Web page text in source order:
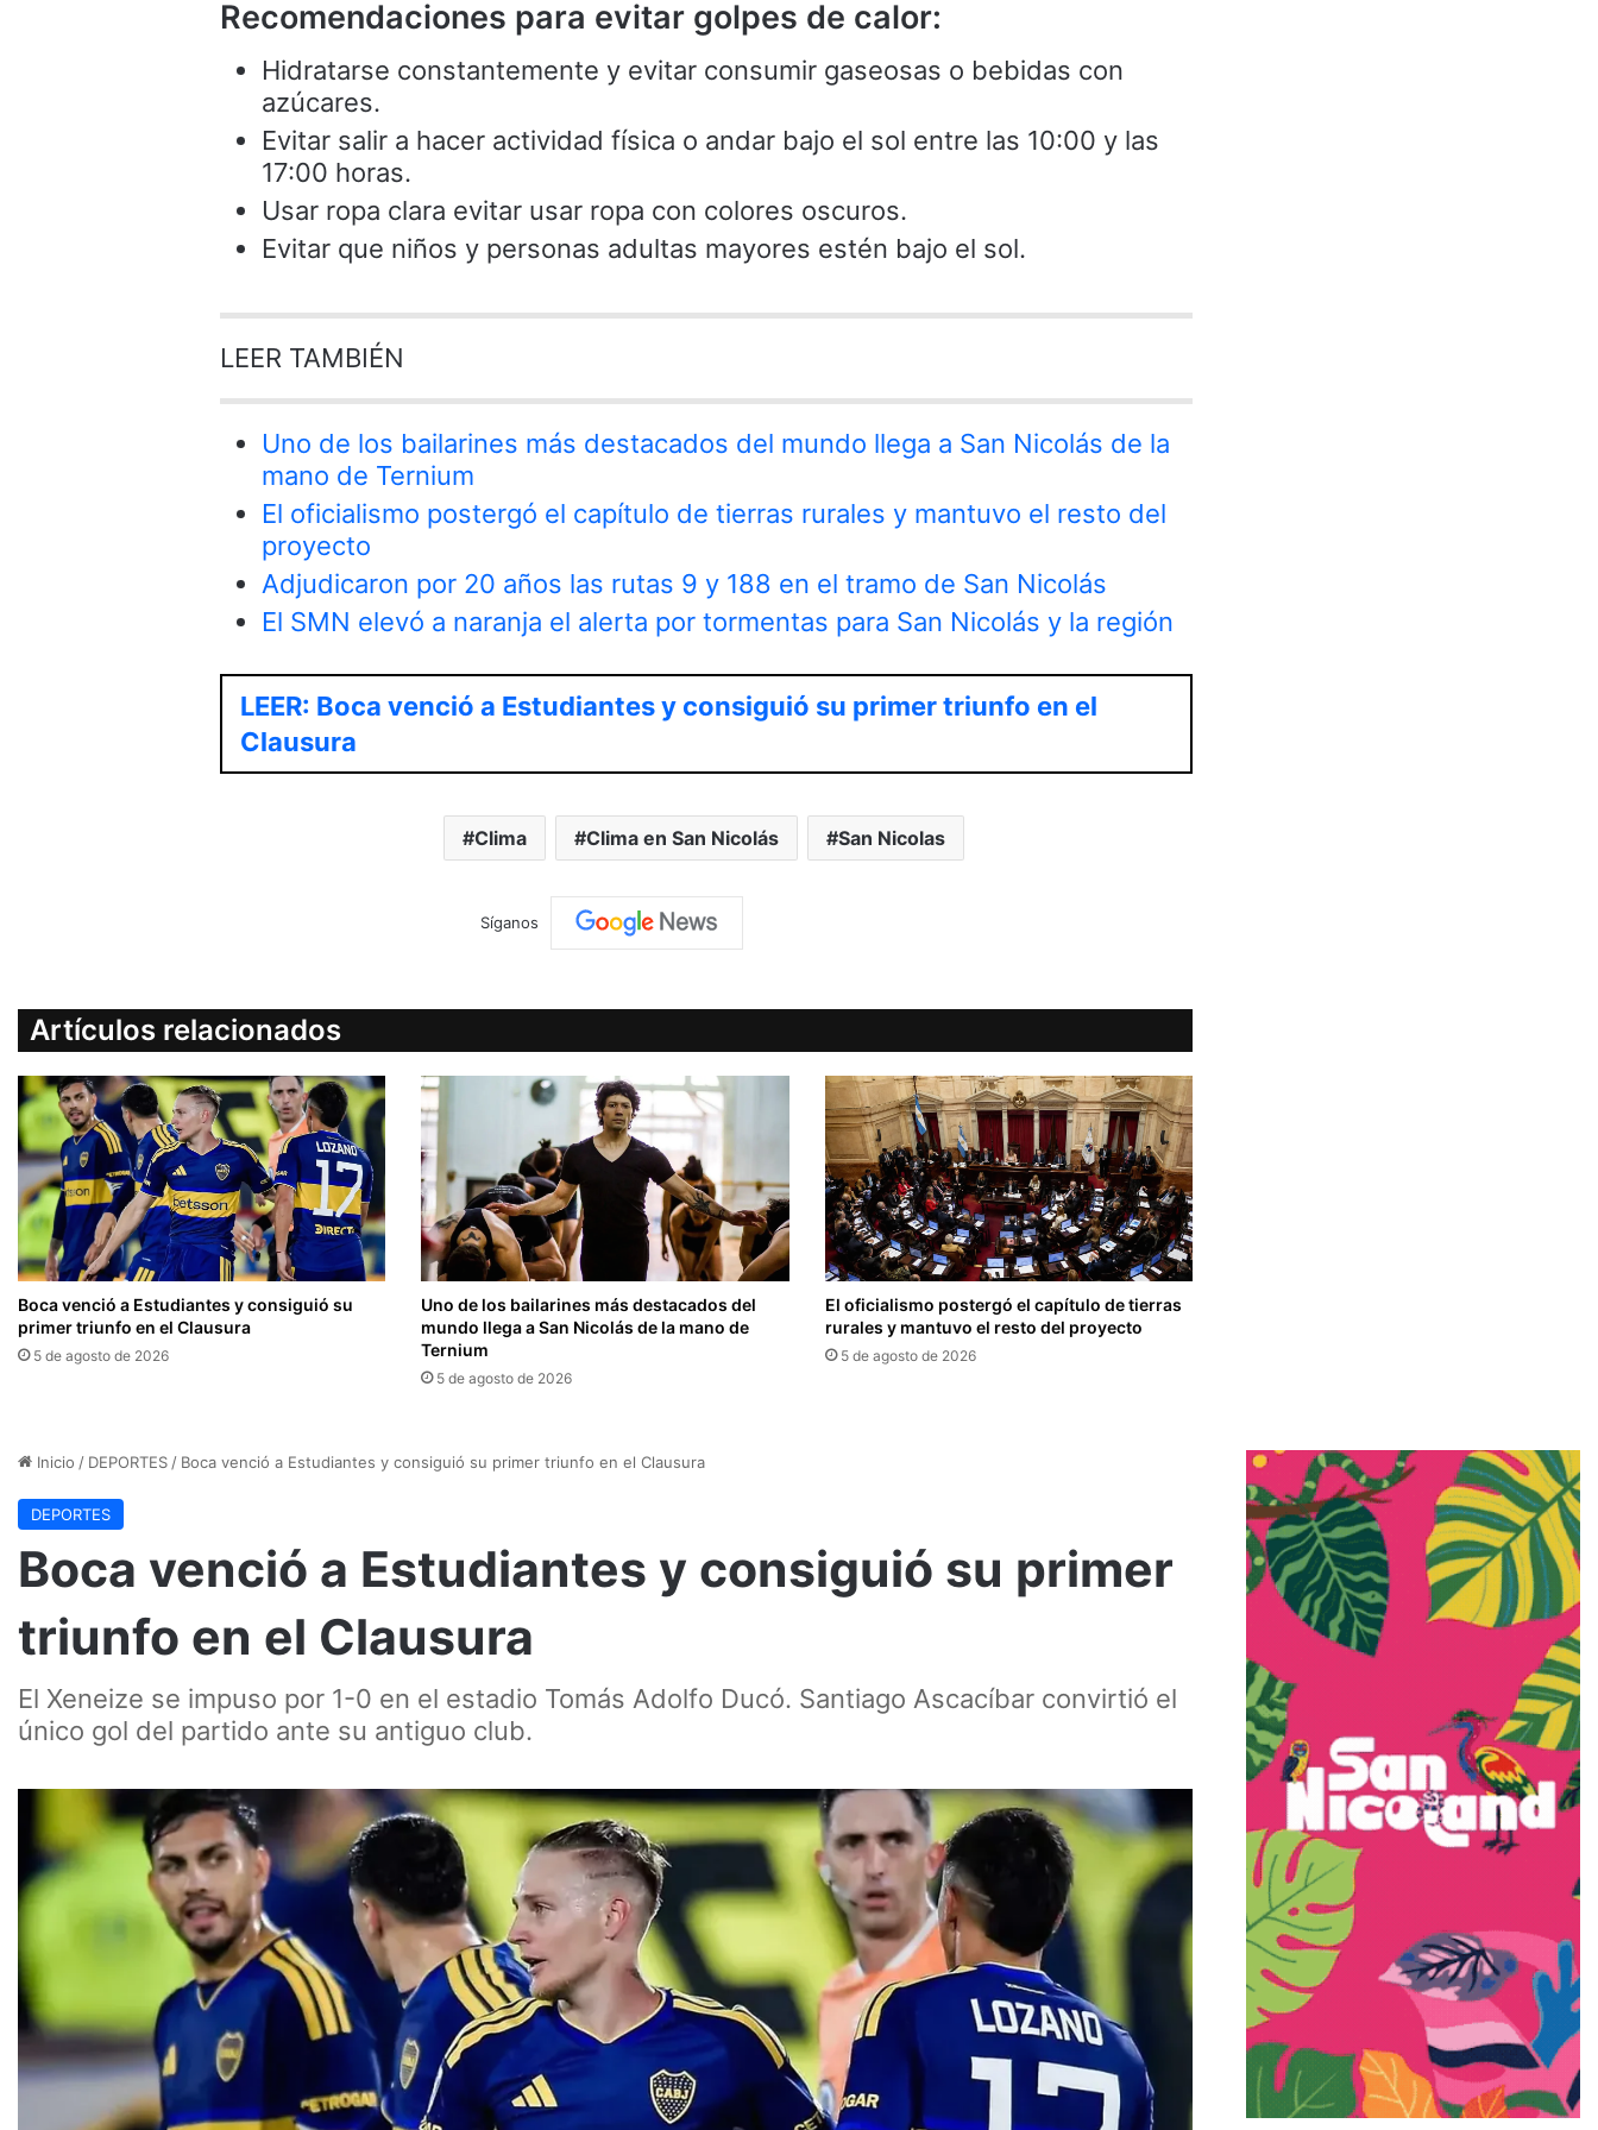
Recomendaciones para evitar golpes de calor:
Hidratarse constantemente y evitar consumir gaseosas o bebidas con
azúcares.
Evitar salir a hacer actividad física o andar bajo el sol entre las 10:00 y las
17:00 horas.
Usar ropa clara evitar usar ropa con colores oscuros.
Evitar que niños y personas adultas mayores estén bajo el sol.
LEER TAMBIÉN
Uno de los bailarines más destacados del mundo llega a San Nicolás de la
mano de Ternium
El oficialismo postergó el capítulo de tierras rurales y mantuvo el resto del
proyecto
Adjudicaron por 20 años las rutas 9 y 188 en el tramo de San Nicolás
El SMN elevó a naranja el alerta por tormentas para San Nicolás y la región
LEER: Boca venció a Estudiantes y consiguió su primer triunfo en el
Clausura
Clima Clima en San Nicolás San Nicolas
Síganos
Artículos relacionados
Boca venció a Estudiantes y consiguió su
primer triunfo en el Clausura
5 de agosto de 2026
Uno de los bailarines más destacados del
mundo llega a San Nicolás de la mano de
Ternium
5 de agosto de 2026
El oficialismo postergó el capítulo de tierras
rurales y mantuvo el resto del proyecto
5 de agosto de 2026